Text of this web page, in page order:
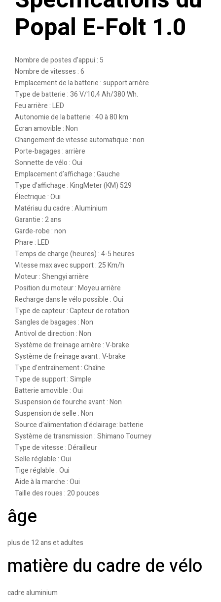
Popal E-Folt 1.0
Nombre de postes d’appui : 5
Nombre de vitesses : 6
Emplacement de la batterie : support arrière
Type de batterie : 36 V/10,4 Ah/380 Wh.
Feu arrière : LED
Autonomie de la batterie : 40 à 80 km
Écran amovible : Non
Changement de vitesse automatique : non
Porte-bagages : arrière
Sonnette de vélo : Oui
Emplacement d’affichage : Gauche
Type d’affichage : KingMeter (KM) 529
Électrique : Oui
Matériau du cadre : Aluminium
Garantie : 2 ans
Garde-robe : non
Phare : LED
Temps de charge (heures) : 4-5 heures
Vitesse max avec support : 25 Km/h
Moteur : Shengyi arrière
Position du moteur : Moyeu arrière
Recharge dans le vélo possible : Oui
Type de capteur : Capteur de rotation
Sangles de bagages : Non
Antivol de direction : Non
Système de freinage arrière : V-brake
Système de freinage avant : V-brake
Type d’entraînement : Chaîne
Type de support : Simple
Batterie amovible : Oui
Suspension de fourche avant : Non
Suspension de selle : Non
Source d’alimentation d’éclairage: batterie
Système de transmission : Shimano Tourney
Type de vitesse : Dérailleur
Selle réglable : Oui
Tige réglable : Oui
Aide à la marche : Oui
Taille des roues : 20 pouces
âge
plus de 12 ans et adultes
matière du cadre de vélo
cadre aluminium